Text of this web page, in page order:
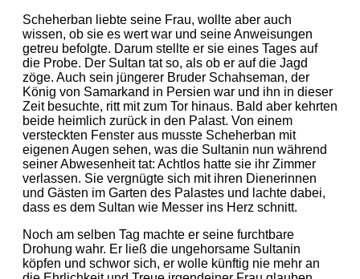
Scheherban liebte seine Frau, wollte aber auch
wissen, ob sie es wert war und seine Anweisungen
getreu befolgte. Darum stellte er sie eines Tages auf
die Probe. Der Sultan tat so, als ob er auf die Jagd
zöge. Auch sein jüngerer Bruder Schahseman, der
König von Samarkand in Persien war und ihn in dieser
Zeit besuchte, ritt mit zum Tor hinaus. Bald aber kehrten
beide heimlich zurück in den Palast. Von einem
versteckten Fenster aus musste Scheherban mit
eigenen Augen sehen, was die Sultanin nun während
seiner Abwesenheit tat: Achtlos hatte sie ihr Zimmer
verlassen. Sie vergnügte sich mit ihren Dienerinnen
und Gästen im Garten des Palastes und lachte dabei,
dass es dem Sultan wie Messer ins Herz schnitt.
Noch am selben Tag machte er seine furchtbare
Drohung wahr. Er ließ die ungehorsame Sultanin
köpfen und schwor sich, er wolle künftig nie mehr an